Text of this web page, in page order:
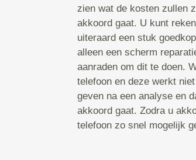
zien wat de kosten zullen
akkoord gaat. U kunt
uiteraard een stuk
alleen een scherm
aanraden om dit te doen.
telefoon en deze werkt
geven na een analyse en
akkoord gaat. Zodra u
telefoon zo snel mogelijk